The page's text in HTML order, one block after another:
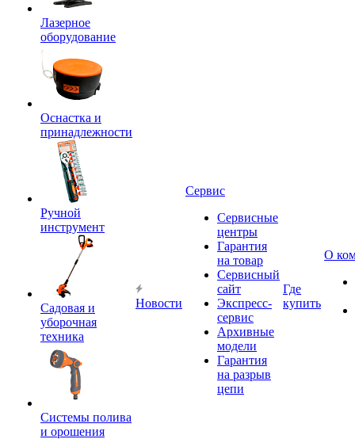
Лазерное
оборудование
Оснастка и
принадлежности
Ручной
инструмент
Садовая и
уборочная
техника
Системы полива
и орошения
Новости
Сервис
Сервисные
центры
Гарантия
на товар
Сервисный
сайт
Экспресс-
сервис
Архивные
модели
Гарантия
на разрыв
цепи
Где
купить
О